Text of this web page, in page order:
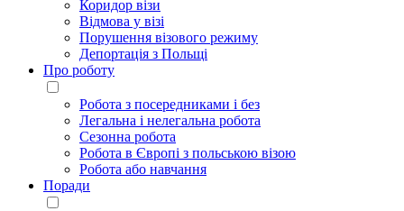
Коридор візи
Відмова у візі
Порушення візового режиму
Депортація з Польщі
Про роботу
Робота з посередниками і без
Легальна і нелегальна робота
Сезонна робота
Робота в Європі з польською візою
Робота або навчання
Поради